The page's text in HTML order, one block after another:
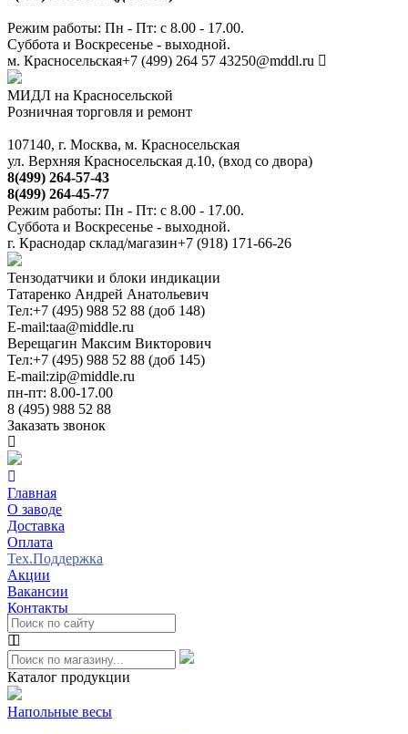
Режим работы: Пн - Пт: с 8.00 - 17.00.
Суббота и Воскресенье - выходной.
м. Красносельская+7 (499) 264 57 43250@mddl.ru
МИДЛ на Красносельской
Розничная торговля и ремонт
107140, г. Москва, м. Красносельская
ул. Верхняя Красносельская д.10, (вход со двора)
8(499) 264-57-43
8(499) 264-45-77
Режим работы: Пн - Пт: с 8.00 - 17.00.
Суббота и Воскресенье - выходной.
г. Краснодар склад/магазин+7 (918) 171-66-26
Тензодатчики и блоки индикации
Татаренко Андрей Анатольевич
Тел:+7 (495) 988 52 88 (доб 148)
E-mail:taa@middle.ru
Верещагин Максим Викторович
Тел:+7 (495) 988 52 88 (доб 145)
E-mail:zip@middle.ru
пн-пт: 8.00-17.00
8 (495) 988 52 88
Заказать звонок
Главная
О заводе
Доставка
Оплата
Тех.Поддержка
Акции
Вакансии
Контакты
Каталог продукции
Напольные весы